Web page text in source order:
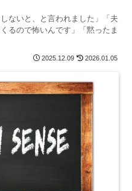
ないと、と言われました」「夫
るので怖いんです」「黙ったま
2025.12.09 2026.01.05